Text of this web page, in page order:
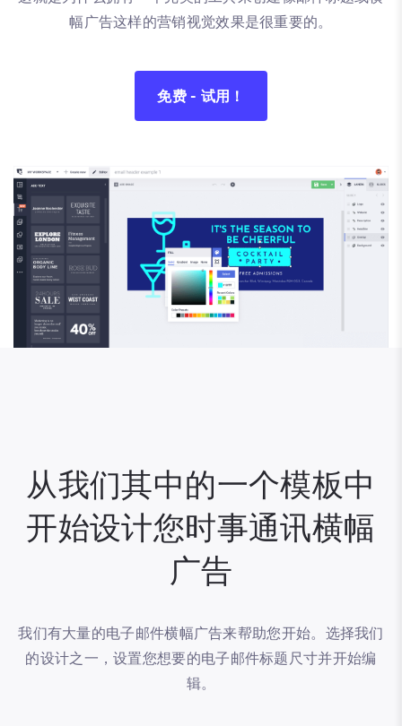
幅广告这样的营销视觉效果是很重要的。
免费 - 试用！
从我们其中的一个模板中
开始设计您时事通讯横幅
广告
我们有大量的电子邮件横幅广告来帮助您开始。选择我们
的设计之一，设置您想要的电子邮件标题尺寸并开始编
辑。